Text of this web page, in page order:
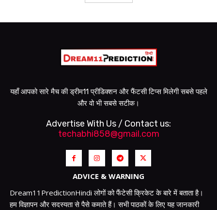
यहाँ आपको सारे मैच की ड्रीम11 प्रीडिक्शन और फैंटसी टिप्स मिलेगी सबसे पहले
और वो भी सबसे सटीक।
Advertise With Us / Contact us:
techabhi858@gmail.com
ADVICE & WARNING
Dream11PredictionHindi लोगों को फैंटेसी क्रिकेट के बारे में बताता है।
हम विज्ञापन और सदस्यता से पैसे कमाते हैं। सभी पाठकों के लिए यह जानकारी